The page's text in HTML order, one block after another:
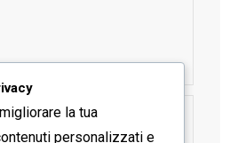
la tua
personalizzati e